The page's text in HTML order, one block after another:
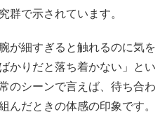
群で示されています。
が細すぎると触れるのに気を
かりだと落ち着かない」とい
のシーンで言えば、待ち合わ
んだときの体感の印象です。